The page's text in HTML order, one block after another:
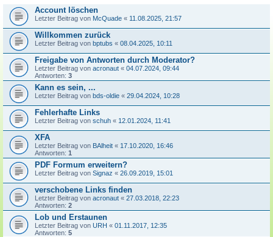
Account löschen
Letzter Beitrag von McQuade « 11.08.2025, 21:57
Willkommen zurück
Letzter Beitrag von bptubs « 08.04.2025, 10:11
Freigabe von Antworten durch Moderator?
Letzter Beitrag von acronaut « 04.07.2024, 09:44
Antworten: 3
Kann es sein, ...
Letzter Beitrag von bds-oldie « 29.04.2024, 10:28
Fehlerhafte Links
Letzter Beitrag von schuh « 12.01.2024, 11:41
XFA
Letzter Beitrag von BAlheit « 17.10.2020, 16:46
Antworten: 1
PDF Formum erweitern?
Letzter Beitrag von Signaz « 26.09.2019, 15:01
verschobene Links finden
Letzter Beitrag von acronaut « 27.03.2018, 22:23
Antworten: 2
Lob und Erstaunen
Letzter Beitrag von URH « 01.11.2017, 12:35
Antworten: 5